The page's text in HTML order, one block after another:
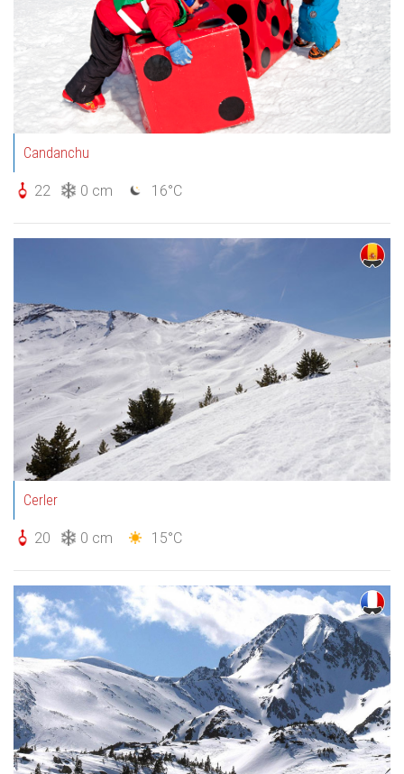
Candanchu
22 0 cm 16°C
Cerler
20 0 cm 15°C